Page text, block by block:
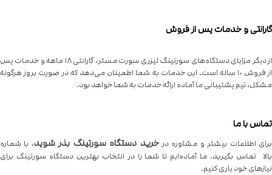
گارانتی و خدمات پس از فروش
از دیگر مزایای دستگاه‌های سورتینگ لیزری سورت مستر، گارانتی ۱۸ ماهه و خدمات پس
از فروش ۱۰ ساله است. این خدمات به شما اطمینان می‌دهد که در صورت بروز هرگونه
مشکل، تیم پشتیبانی ما آماده ارائه خدمات به شما خواهد بود.
تماس با ما
برای اطلاعات بیشتر و مشاوره درخرید دستگاه سورتینگ بذر شوید، با شماره
بالا تماس بگیرید. ما آماده‌ایم تا شما را در انتخاب بهترین دستگاه سورتینگ برای
نیازهای خود یاری کنیم.